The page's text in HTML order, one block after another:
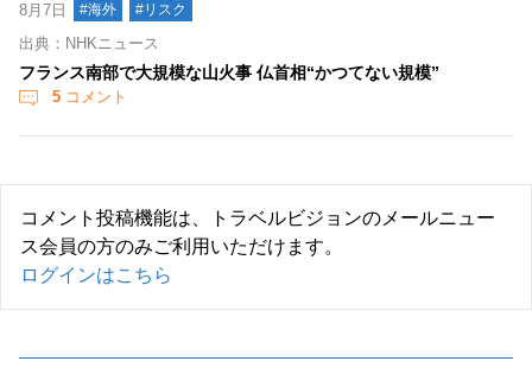
8月7日 #海外 #リスク
出典：NHKニュース
フランス南部で大規模な山火事 仏首相“かつてない規模”
5 コメント
コメント投稿機能は、トラベルビジョンのメールニュー
ス会員の方のみご利用いただけます。
ログインはこちら